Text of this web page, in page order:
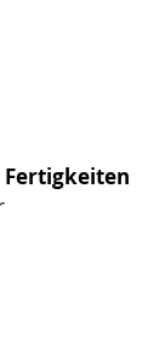
Fertigkeiten